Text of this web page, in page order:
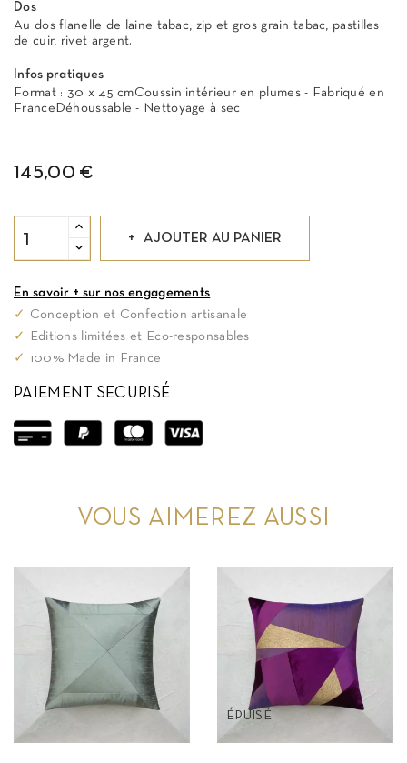
Dos
Au dos flanelle de laine tabac, zip et gros grain tabac, pastilles
de cuir, rivet argent.
Infos pratiques
Format : 30 x 45 cmCoussin intérieur en plumes - Fabriqué en
FranceDéhoussable - Nettoyage à sec
145,00 €
AJOUTER AU PANIER
En savoir + sur nos engagements
✓
Conception et Confection artisanale
✓
Editions limitées et Eco-responsables
✓ 100% Made in France
PAIEMENT SECURISÉ
VOUS AIMEREZ AUSSI
ÉPUISÉ